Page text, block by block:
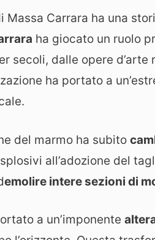
Massa Carrara ha una
ha giocato un ruolo
secoli, dalle opere
ha portato a
del marmo ha subito
all’adozione del
emolire intere sezioni di
a un’imponente